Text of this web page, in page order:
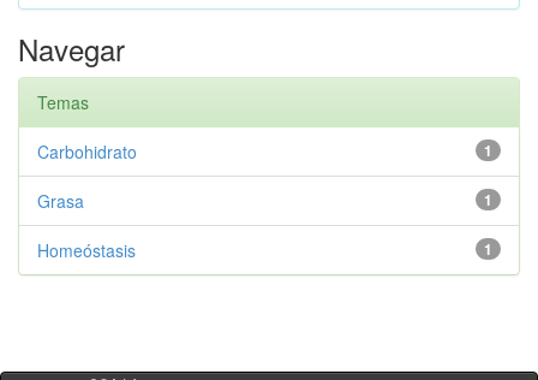
Navegar
Temas
1
Carbohidrato
1
Grasa
1
Homeóstasis